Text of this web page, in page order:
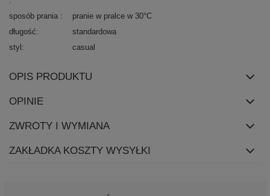
sposób prania
pranie w pralce w 30°C
długość
standardowa
styl
casual
OPIS PRODUKTU
OPINIE
ZWROTY I WYMIANA
ZAKŁADKA KOSZTY WYSYŁKI